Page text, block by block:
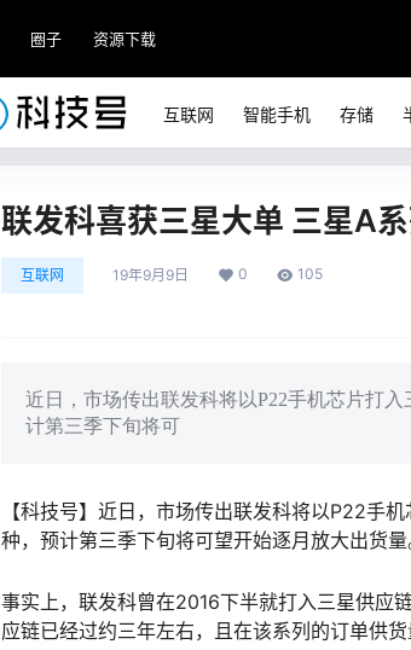
圈子 资源下载
互联网 智能手机 存储
联发科喜获三星大单 三星A
互联网 19年9月9日 0 105
近日，市场传出联发科将以P22手机芯片打
计第三季下旬将可
【科技号】近日，市场传出联发科将以P22手
种，预计第三季下旬将可望开始逐月放大出货量
事实上，联发科曾在2016下半就打入三星供应
应链已经过约三年左右，且在该系列的订单供